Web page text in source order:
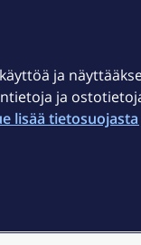
ja
ja
lisää tietosuojasta